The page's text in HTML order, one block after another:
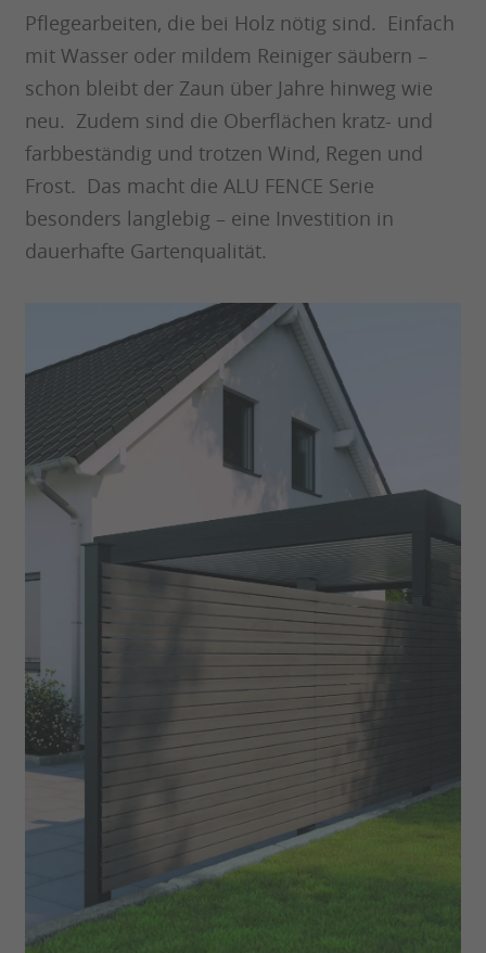
Pflegearbeiten, die bei Holz nötig sind. Einfach
mit Wasser oder mildem Reiniger säubern –
schon bleibt der Zaun über Jahre hinweg wie
neu. Zudem sind die Oberflächen kratz- und
farbbeständig und trotzen Wind, Regen und
Frost. Das macht die ALU FENCE Serie
besonders langlebig – eine Investition in
dauerhafte Gartenqualität.